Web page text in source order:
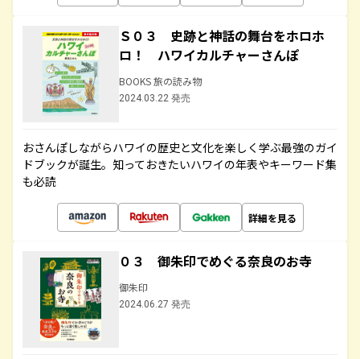
Ｓ０３ 史跡と神話の舞台をホロホ
ロ！ ハワイカルチャーさんぽ
BOOKS 旅の読み物
2024.03.22 発売
おさんぽしながらハワイの歴史と文化を楽しく学ぶ最強のガイ
ドブックが誕生。知っておきたいハワイの年表やキーワード集
も必読
詳細を見る
０３ 御朱印でめぐる奈良のお寺
御朱印
2024.06.27 発売